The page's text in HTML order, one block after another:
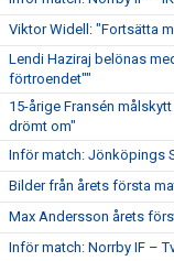
Viktor Widell: "Fortsätta
Lendi Haziraj belönas
förtroendet""
15-årige Fransén
drömt om"
Inför match: Jönköpings
Bilder från årets första
Max Andersson årets
Inför match: Norrby IF –